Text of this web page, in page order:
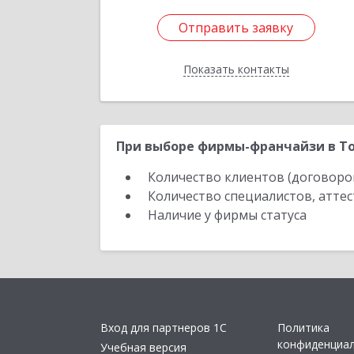
Отправить заявку
Показать контакты
Отправить заявку
Назад
При выборе фирмы-франчайзи в
Количество клиентов
Количество специалистов,
Наличие у фирмы статуса
Вход для партнеров 1С
Учебная версия
Политика